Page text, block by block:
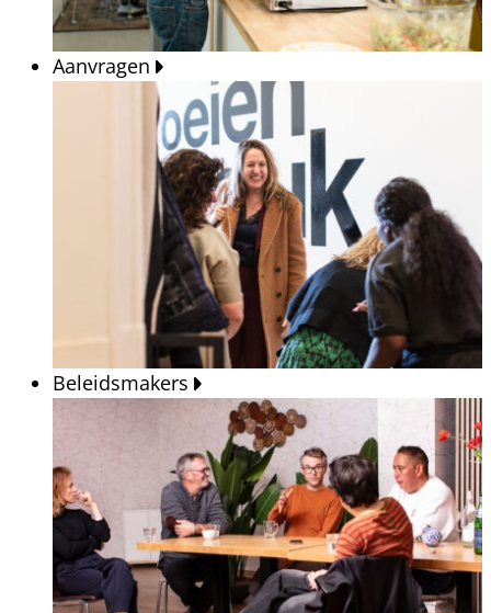
Aanvragen
Beleidsmakers